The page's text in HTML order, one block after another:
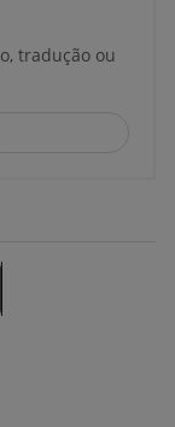
tradução ou